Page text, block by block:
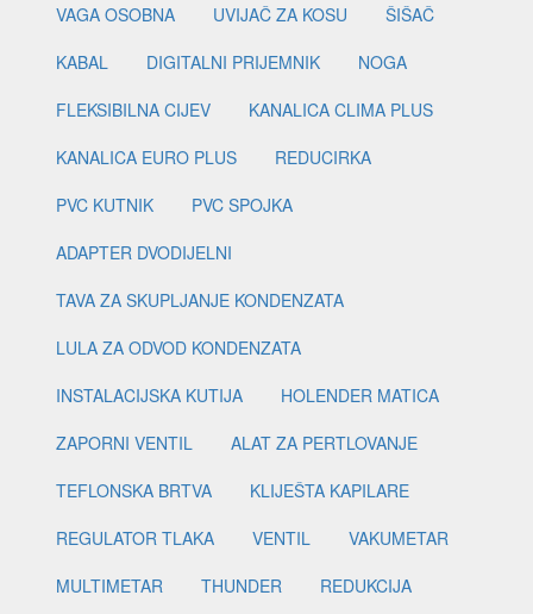
VAGA OSOBNA
UVIJAČ ZA KOSU
ŠIŠAČ
KABAL
DIGITALNI PRIJEMNIK
NOGA
FLEKSIBILNA CIJEV
KANALICA CLIMA PLUS
KANALICA EURO PLUS
REDUCIRKA
PVC KUTNIK
PVC SPOJKA
ADAPTER DVODIJELNI
TAVA ZA SKUPLJANJE KONDENZATA
LULA ZA ODVOD KONDENZATA
INSTALACIJSKA KUTIJA
HOLENDER MATICA
ZAPORNI VENTIL
ALAT ZA PERTLOVANJE
TEFLONSKA BRTVA
KLIJEŠTA KAPILARE
REGULATOR TLAKA
VENTIL
VAKUMETAR
MULTIMETAR
THUNDER
REDUKCIJA